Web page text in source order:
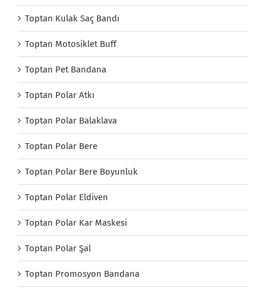
Toptan Kulak Saç Bandı
Toptan Motosiklet Buff
Toptan Pet Bandana
Toptan Polar Atkı
Toptan Polar Balaklava
Toptan Polar Bere
Toptan Polar Bere Boyunluk
Toptan Polar Eldiven
Toptan Polar Kar Maskesi
Toptan Polar Şal
Toptan Promosyon Bandana